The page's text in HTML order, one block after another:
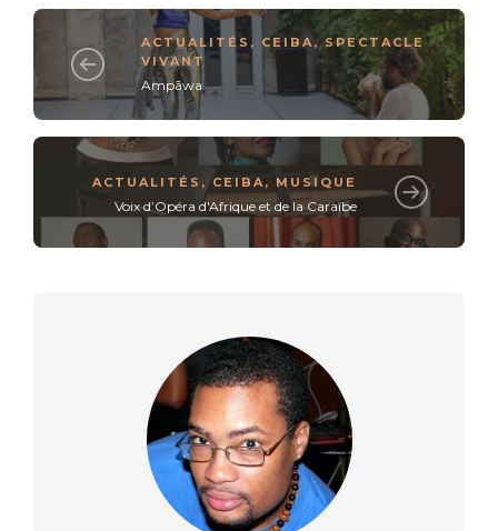
ACTUALITÉS , CEIBA,SPECTACLE
VIVANT
Ampāwa
ACTUALITÉS ,CEIBA , MUSIQUE
Voix d’Opéra d'Afrique et de la Caraïbe